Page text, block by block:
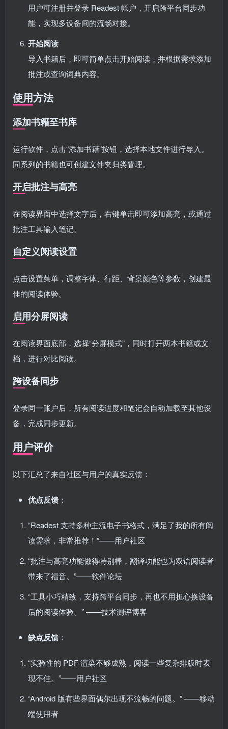
用户可注册并登录 Readest 帐户，开启跨平台同步功
能，实现多设备间的流畅对接。
开始阅读
导入书籍后，即可简单点击开始阅读，并根据需求添加
批注或查询词典内容。
使用方法
添加书籍至书库
运行软件，点击“添加书籍”按钮，选择本地文件进行导入。
同系列的书籍也可创建文件夹归类管理。
开启批注与高亮
在阅读界面中选择文字后，右键单击即可添加高亮，或通过
批注工具输入笔记。
自定义阅读设置
点击设置菜单，调整字体、行距、背景颜色等参数，创建最
佳的阅读体验。
启用分屏阅读
在阅读界面底部，选择“分屏模式”，同时打开两本书籍或文
档，进行对比阅读。
跨设备同步
登录同一账户后，所有阅读进度和笔记会自动加载至其他设
备，完成同步更新。
用户评价
以下汇总了来自社区与用户的真实反馈：
优点反馈 ：
“Readest 支持多种主流电子书格式，满足了我的所有阅
读需求，非常推荐！”——用户社区
“批注与高亮功能做得特别棒，翻译功能也为双语阅读者
带来了福音。”——软件论坛
“工具小巧精致，支持跨平台同步，再也不用担心换设备
后的阅读体验。” ——技术测评博客
缺点反馈 ：
“实验性的 PDF 渲染不够成熟，阅读一些复杂排版时表
现不佳。”——用户社区
“Android 版有些界面偶尔出现不流畅的问题。” ——移动
端使用者